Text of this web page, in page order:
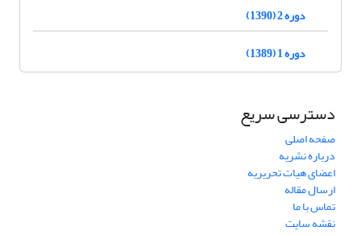
دوره 2 (1390)
دوره 1 (1389)
دسترسی سریع
صفحه اصلی
درباره نشریه
اعضای هیات تحریریه
ارسال مقاله
تماس با ما
نقشه سایت